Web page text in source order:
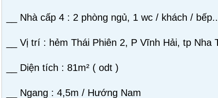
__ Nhà cấp 4 : 2 phòng ngủ, 1 wc / khách /
__ Vị trí : hẻm Thái Phiên 2, P Vĩnh Hải, tp Nha
__ Diện tích : 81m² ( odt )
__ Ngang : 4,5m / Hướng Nam